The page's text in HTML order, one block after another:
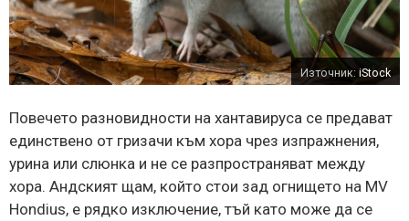
Източник: iStock
Повечето разновидности на хантавируса се предават
единствено от гризачи към хора чрез изпражнения,
урина или слюнка и не се разпространяват между
хора. Андският щам, който стои зад огнището на MV
Hondius, е рядко изключение, тъй като може да се